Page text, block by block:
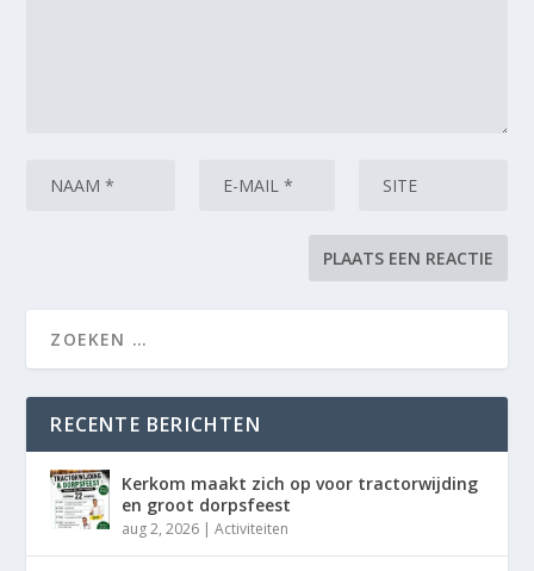
RECENTE BERICHTEN
Kerkom maakt zich op voor tractorwijding
en groot dorpsfeest
aug 2, 2026 |Activiteiten